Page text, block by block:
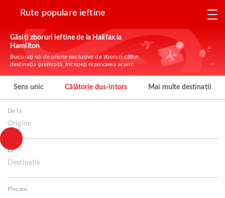
Rute populare ieftine
Găsiți zboruri ieftine de la Halifax la
Hamilton
Bucurați-vă de oferte exclusive de zboruri către
destinația preferată. Începeți rezervarea acum!
Sens unic Călătorie dus-întors Mai multe destinații
De la
Origine
La
Destinație
Plecare